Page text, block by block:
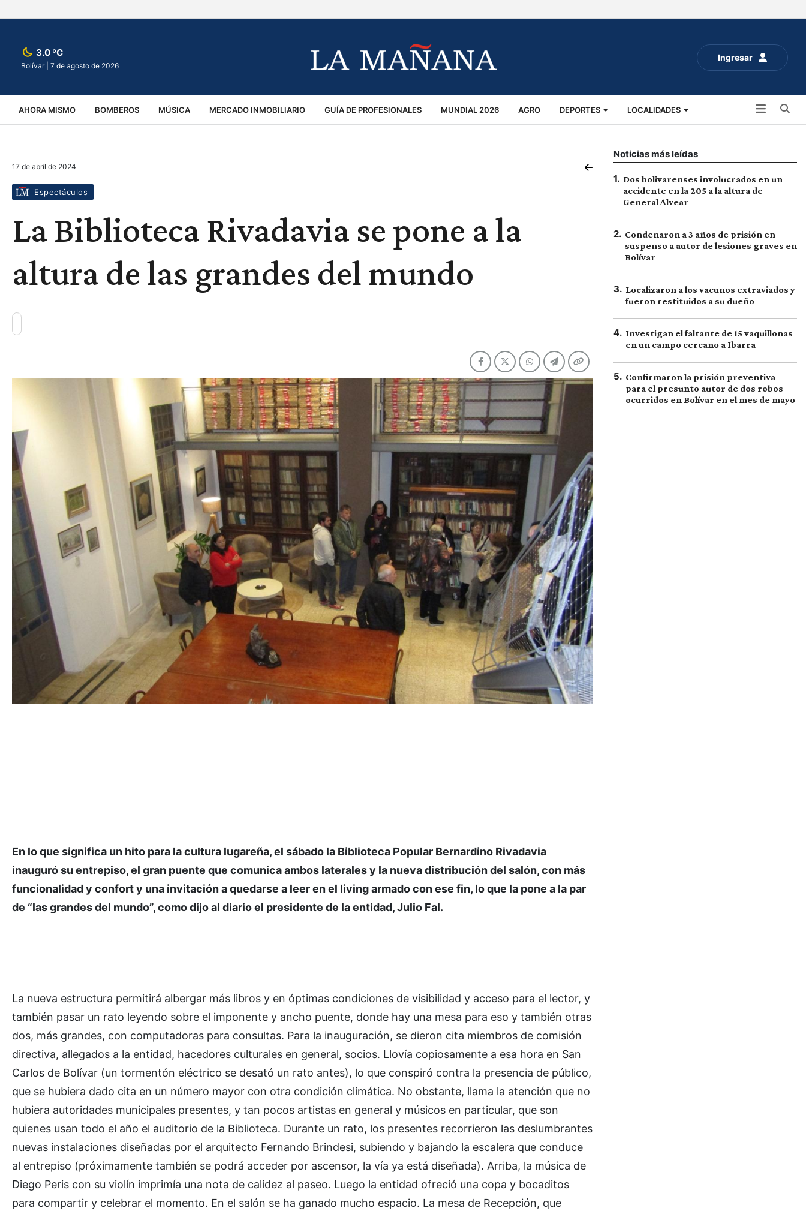
Ingresar
3.0 ºC
Bolívar | 7 de agosto de 2026
AHORA MISMO BOMBEROS MÚSICA MERCADO INMOBILIARIO GUÍA DE PROFESIONALES MUNDIAL 2026 AGRO DEPORTES LOCALIDADES
VIRALES ACCIDENTES
17 de abril de 2024
Espectáculos
La Biblioteca Rivadavia se pone a la
altura de las grandes del mundo
En lo que significa un hito para la cultura lugareña, el sábado la Biblioteca Popular Bernardino Rivadavia
inauguró su entrepiso, el gran puente que comunica ambos laterales y la nueva distribución del salón, con más
funcionalidad y confort y una invitación a quedarse a leer en el living armado con ese fin, lo que la pone a la par
de “las grandes del mundo”, como dijo al diario el presidente de la entidad, Julio Fal.
La nueva estructura permitirá albergar más libros y en óptimas condiciones de visibilidad y acceso para el lector, y
también pasar un rato leyendo sobre el imponente y ancho puente, donde hay una mesa para eso y también otras
dos, más grandes, con computadoras para consultas. Para la inauguración, se dieron cita miembros de comisión
directiva, allegados a la entidad, hacedores culturales en general, socios. Llovía copiosamente a esa hora en San
Carlos de Bolívar (un tormentón eléctrico se desató un rato antes), lo que conspiró contra la presencia de público,
que se hubiera dado cita en un número mayor con otra condición climática. No obstante, llama la atención que no
hubiera autoridades municipales presentes, y tan pocos artistas en general y músicos en particular, que son
quienes usan todo el año el auditorio de la Biblioteca. Durante un rato, los presentes recorrieron las deslumbrantes
nuevas instalaciones diseñadas por el arquitecto Fernando Brindesi, subiendo y bajando la escalera que conduce
al entrepiso (próximamente también se podrá acceder por ascensor, la vía ya está diseñada). Arriba, la música de
Diego Peris con su violín imprimía una nota de calidez al paseo. Luego la entidad ofreció una copa y bocaditos
para compartir y celebrar el momento. En el salón se ha ganado mucho espacio. La mesa de Recepción, que
Noticias más leídas
1. Dos bolivarenses involucrados en un
accidente en la 205 a la altura de
General Alvear
2. Condenaron a 3 años de prisión en
suspenso a autor de lesiones graves en
Bolívar
3. Localizaron a los vacunos extraviados y
fueron restituidos a su dueño
4. Investigan el faltante de 15 vaquillonas
en un campo cercano a Ibarra
5. Confirmaron la prisión preventiva
para el presunto autor de dos robos
ocurridos en Bolívar en el mes de mayo